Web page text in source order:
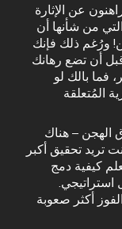
عن الإثارة
من شأنها أن
ورُغم ذلك فإنك
أن تضع رهانك
فما بالك لو
المُتعلقة
الهجن – هناك
تريد تحقيق أكبر
كيفية دمج
استراتيجي.
أكثر صعوبة